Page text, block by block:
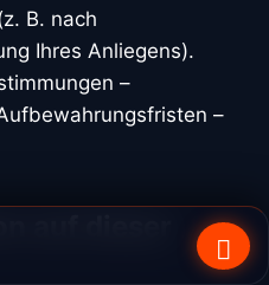
B. nach
Ihres Anliegens).
–
–
auf dieser